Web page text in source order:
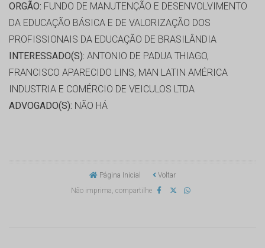
ORGÃO: FUNDO DE MANUTENÇÃO E DESENVOLVIMENTO
DA EDUCAÇÃO BÁSICA E DE VALORIZAÇÃO DOS
PROFISSIONAIS DA EDUCAÇÃO DE BRASILÂNDIA
INTERESSADO(S): ANTONIO DE PADUA THIAGO,
FRANCISCO APARECIDO LINS, MAN LATIN AMÉRICA
INDUSTRIA E COMÉRCIO DE VEICULOS LTDA
ADVOGADO(S): NÃO HÁ
Página Inicial
Voltar
Não imprima, compartilhe